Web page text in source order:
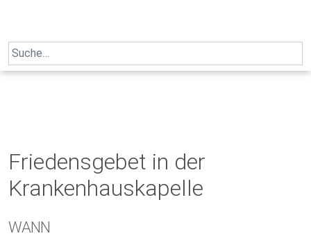
Search
for:
Friedensgebet in der
Krankenhauskapelle
WANN